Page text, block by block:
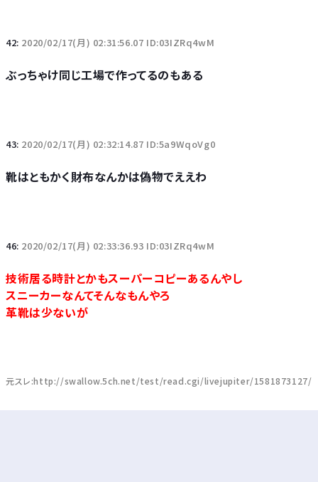
42: 2020/02/17(月) 02:31:56.07 ID:03IZRq4wM
ぶっちゃけ同じ工場で作ってるのもある
43: 2020/02/17(月) 02:32:14.87 ID:5a9WqoVg0
靴はともかく財布なんかは偽物でええわ
46: 2020/02/17(月) 02:33:36.93 ID:03IZRq4wM
技術居る時計とかもスーパーコピーあるんやし
スニーカーなんてそんなもんやろ
革靴は少ないが
元スレ:http://swallow.5ch.net/test/read.cgi/livejupiter/1581873127/